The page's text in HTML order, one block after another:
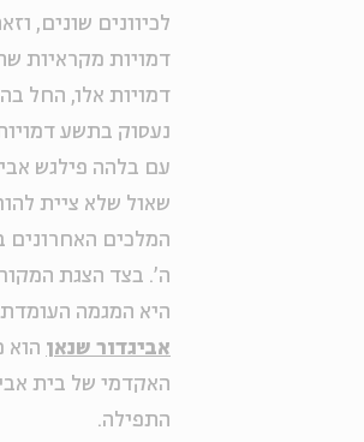
לכיוונים שונים,
דמויות מקראיות
דמויות אלו, החל
נעסוק בתשע
עם בלהה פילגש
שאול שלא ציית
המלכים האחרונים
ה'. בצד הצגת
היא המגמה העומדת
אביגדור שנאן הוא
האקדמי של בית
התפילה.